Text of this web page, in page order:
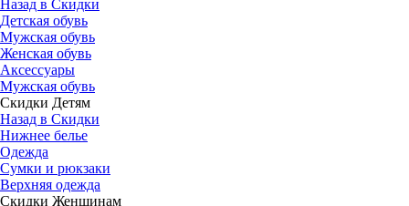
Назад в Скидки
Детская обувь
Мужская обувь
Женская обувь
Аксессуары
Мужская обувь
Скидки Детям
Назад в Скидки
Нижнее белье
Одежда
Сумки и рюкзаки
Верхняя одежда
Скидки Женщинам